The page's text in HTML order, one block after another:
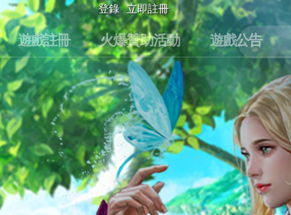
登錄 立即註冊
遊戲註冊 火爆贊助活動 遊戲公告